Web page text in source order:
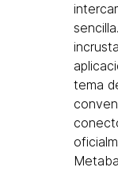
tema